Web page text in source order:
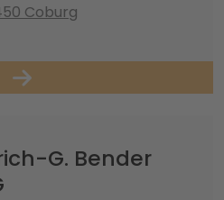
Coburg
G. Bender